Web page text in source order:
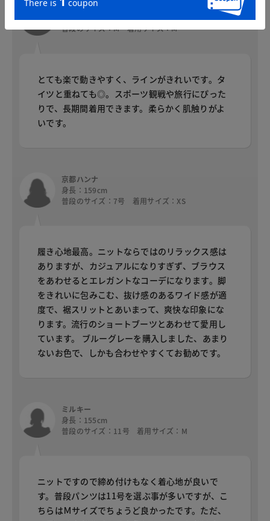
スタッフD
身長：160cm
普段のサイズ：M 着用サイズ：M
とても楽で動きやすく、ラインがきれいです。タ
イツと重ねても◎。スポーツ観戦や旅行にぴった
りで、長期間着用できます。柔らかく肌触りがよ
いです。
京都ハンナ
身長：159cm
普段のサイズ：7号 着用サイズ：XS
履き心地最高。ニットならではのリラックス感は
ありますが、カジュアルになりすぎず、ブラウス
をあわせるとエレガントなコーデになります。脚
をきれいに包みこむ、抜け感のあるワイド感が適
度で、裾スリットとあいまって、爽快な印象にな
ります。流行のショートブーツとあわせて愛用し
ています。 ブルーグレーを購入しました、あまり
ないお色で、しかも合わせやすくてお勧めです。
ミルキー
身長：155cm
普段のサイズ：11号 着用サイズ：M
ニットですので締め付けもなく着心地が良いで
す。普段パンツは11号を選ぶ事が多いですが、こ
ちらはＭサイズでちょうど良かったです。ただ、